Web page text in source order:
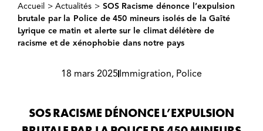
Accueil >Actualités > SOS Racisme dénonce l’expulsion
brutale par la Police de 450 mineurs isolés de la Gaîté
Lyrique ce matin et alerte sur le climat délétère de
racisme et de xénophobie dans notre pays
18 mars 2025 Immigration, Police
SOS RACISME DÉNONCE L’EXPULSION